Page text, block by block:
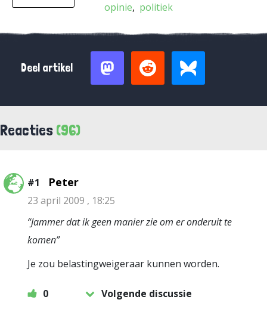
opinie
politiek
Deel artikel
Reacties (96)
#1 Peter
23 april 2009 , 18:25
“Jammer dat ik geen manier zie om er onderuit te
komen”
Je zou belastingweigeraar kunnen worden.
0 Volgende discussie